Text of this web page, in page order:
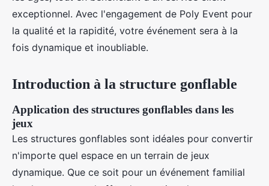
exceptionnel. Avec l'engagement de Poly Event pour
la qualité et la rapidité, votre événement sera à la
fois dynamique et inoubliable.
Introduction à la structure gonflable
Application des structures gonflables dans les
jeux
Les structures gonflables sont idéales pour convertir
n'importe quel espace en un terrain de jeux
dynamique. Que ce soit pour un événement familial